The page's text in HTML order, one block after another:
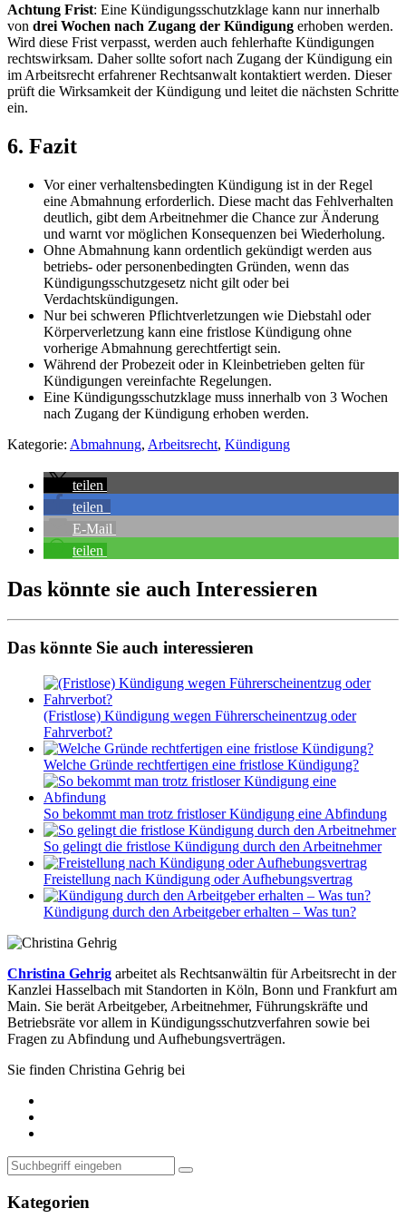
Achtung Frist: Eine Kündigungsschutzklage kann nur innerhalb
von drei Wochen nach Zugang der Kündigung erhoben werden.
Wird diese Frist verpasst, werden auch fehlerhafte Kündigungen
rechtswirksam. Daher sollte sofort nach Zugang der Kündigung ein
im Arbeitsrecht erfahrener Rechtsanwalt kontaktiert werden. Dieser
prüft die Wirksamkeit der Kündigung und leitet die nächsten Schritte
ein.
6. Fazit
Vor einer verhaltensbedingten Kündigung ist in der Regel
eine Abmahnung erforderlich. Diese macht das Fehlverhalten
deutlich, gibt dem Arbeitnehmer die Chance zur Änderung
und warnt vor möglichen Konsequenzen bei Wiederholung.
Ohne Abmahnung kann ordentlich gekündigt werden aus
betriebs- oder personenbedingten Gründen, wenn das
Kündigungsschutzgesetz nicht gilt oder bei
Verdachtskündigungen.
Nur bei schweren Pflichtverletzungen wie Diebstahl oder
Körperverletzung kann eine fristlose Kündigung ohne
vorherige Abmahnung gerechtfertigt sein.
Während der Probezeit oder in Kleinbetrieben gelten für
Kündigungen vereinfachte Regelungen.
Eine Kündigungsschutzklage muss innerhalb von 3 Wochen
nach Zugang der Kündigung erhoben werden.
Kategorie: Abmahnung, Arbeitsrecht, Kündigung
teilen
teilen
E-Mail
teilen
Das könnte sie auch Interessieren
Das könnte Sie auch interessieren
(Fristlose) Kündigung wegen Führerscheinentzug oder
Fahrverbot?
Welche Gründe rechtfertigen eine fristlose Kündigung?
So bekommt man trotz fristloser Kündigung eine Abfindung
So gelingt die fristlose Kündigung durch den Arbeitnehmer
Freistellung nach Kündigung oder Aufhebungsvertrag
Kündigung durch den Arbeitgeber erhalten – Was tun?
Christina Gehrig arbeitet als Rechtsanwältin für Arbeitsrecht in der
Kanzlei Hasselbach mit Standorten in Köln, Bonn und Frankfurt am
Main. Sie berät Arbeitgeber, Arbeitnehmer, Führungskräfte und
Betriebsräte vor allem in Kündigungsschutzverfahren sowie bei
Fragen zu Abfindung und Aufhebungsverträgen.
Sie finden Christina Gehrig bei
Kategorien